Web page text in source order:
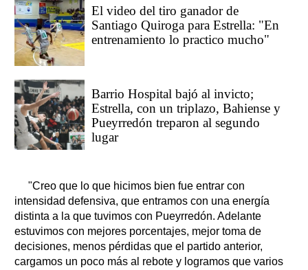
El video del tiro ganador de
Santiago Quiroga para Estrella: "En
entrenamiento lo practico mucho"
Barrio Hospital bajó al invicto;
Estrella, con un triplazo, Bahiense y
Pueyrredón treparon al segundo
lugar
"Creo que lo que hicimos bien fue entrar con
intensidad defensiva, que entramos con una energía
distinta a la que tuvimos con Pueyrredón. Adelante
estuvimos con mejores porcentajes, mejor toma de
decisiones, menos pérdidas que el partido anterior,
cargamos un poco más al rebote y logramos que varios